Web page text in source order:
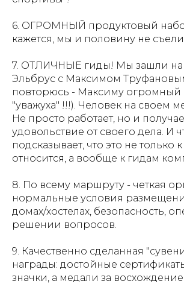
6. ОГРОМНЫЙ продуктовый
кажется, мы и половину не
7. ОТЛИЧНЫЕ гиды! Мы зашли на
Эльбрус с Максимом
повторюсь - Максиму огромный
"уважуха" !!!). Человек на своем
Не просто работает, но и
удовольствие от своего дела. И
подсказывает, что это не только
относится, а вообще к гидам
8. По всему маршруту - четкая
нормальные условия
домах/хостелах, безопасность,
решении вопросов.
9. Качественно сделанная
награды: достойные
значки, а медали за